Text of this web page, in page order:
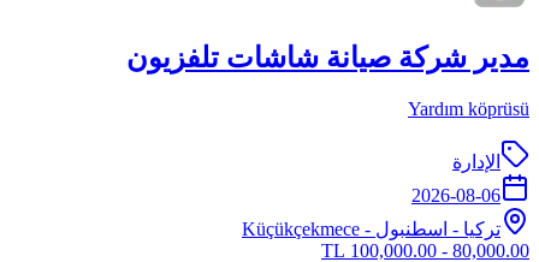
مدير شركة صيانة شاشات تلفزيون
Yardım köprüsü
الإدارة
2026-08-06
تركيا - اسطنبول - Küçükçekmece
80,000.00 - 100,000.00 TL